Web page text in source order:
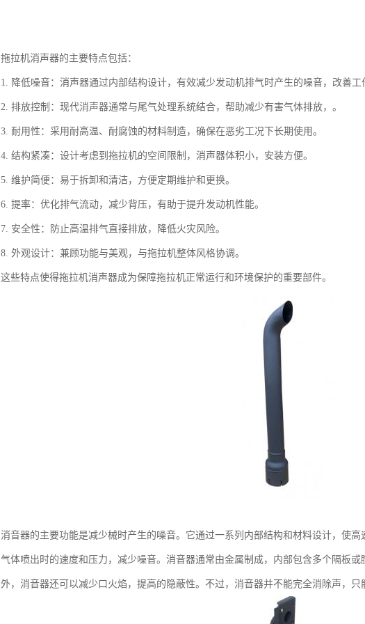
拖拉机消声器的主要特点包括：
1. 降低噪音：消声器通过内部结构设计，有效减少发动机排气时产生的噪音，改善工
2. 排放控制：现代消声器通常与尾气处理系统结合，帮助减少有害气体排放，。
3. 耐用性：采用耐高温、耐腐蚀的材料制造，确保在恶劣工况下长期使用。
4. 结构紧凑：设计考虑到拖拉机的空间限制，消声器体积小，安装方便。
5. 维护简便：易于拆卸和清洁，方便定期维护和更换。
6. 提率：优化排气流动，减少背压，有助于提升发动机性能。
7. 安全性：防止高温排气直接排放，降低火灾风险。
8. 外观设计：兼顾功能与美观，与拖拉机整体风格协调。
这些特点使得拖拉机消声器成为保障拖拉机正常运行和环境保护的重要部件。
消音器的主要功能是减少械时产生的噪音。它通过一系列内部结构和材料设计，使
气体喷出时的速度和压力，减少噪音。消音器通常由金属制成，内部包含多个隔板
外，消音器还可以减少口火焰，提高的隐蔽性。不过，消音器并不能完全消除声，只